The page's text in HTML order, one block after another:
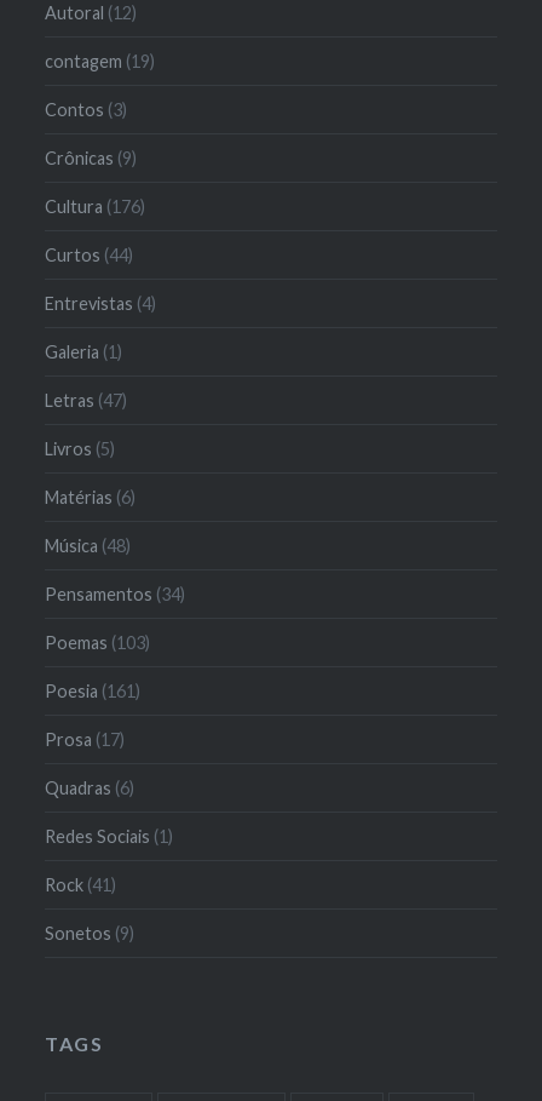
Autoral (12)
contagem (19)
Contos (3)
Crônicas (9)
Cultura (176)
Curtos (44)
Entrevistas (4)
Galeria (1)
Letras (47)
Livros (5)
Matérias (6)
Música (48)
Pensamentos (34)
Poemas (103)
Poesia (161)
Prosa (17)
Quadras (6)
Redes Sociais (1)
Rock (41)
Sonetos (9)
TAGS